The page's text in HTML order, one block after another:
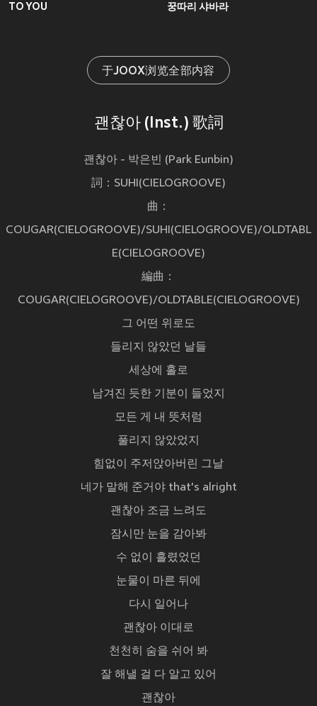
TO YOU 꿍따리 샤바라
于JOOX浏览全部内容
괜찮아 (Inst.) 歌詞
괜찮아 - 박은빈 (Park Eunbin)
詞：SUHI(CIELOGROOVE)
曲：
COUGAR(CIELOGROOVE)/SUHI(CIELOGROOVE)/OLDTABL
E(CIELOGROOVE)
編曲：
COUGAR(CIELOGROOVE)/OLDTABLE(CIELOGROOVE)
그 어떤 위로도
들리지 않았던 날들
세상에 홀로
남겨진 듯한 기분이 들었지
모든 게 내 뜻처럼
풀리지 않았었지
힘없이 주저앉아버린 그날
네가 말해 준거야 that's alright
괜찮아 조금 느려도
잠시만 눈을 감아봐
수 없이 흘렸었던
눈물이 마른 뒤에
다시 일어나
괜찮아 이대로
천천히 숨을 쉬어 봐
잘 해낼 걸 다 알고 있어
괜찮아